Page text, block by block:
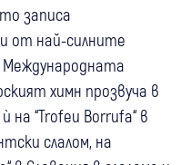
записа
от най-силните
Международната
химн прозвуча в
“Trofeu Borrufa“ в
слалом, на